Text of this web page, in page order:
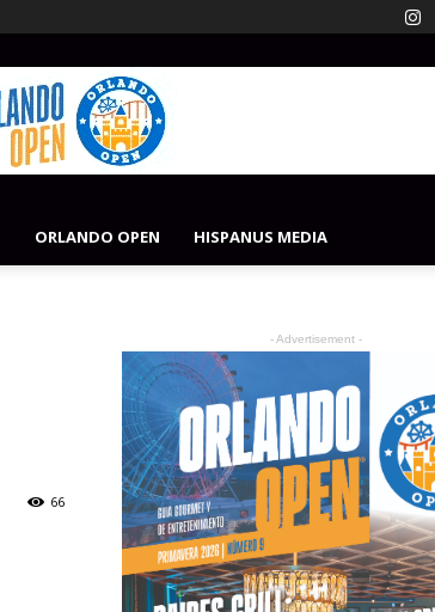
ORLANDO OPEN HISPANUS MEDIA
66
- Advertisement -